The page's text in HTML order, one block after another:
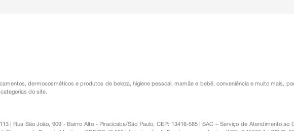
,dermocosméticos e produtos de beleza, higiene pessoal ,mamãe e bebê, conveniênciae muito mais,
do site.
| Rua São João, 909 - Bairro Alto - Piracicaba/São Paulo, CEP: 13416-585 | SAC – Serviço de Atendimento